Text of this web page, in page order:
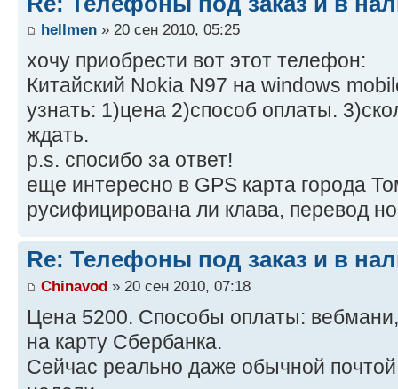
hellmen » 20 сен 2010, 05:25
хочу приобрести вот этот телефон:
Китайский Nokia N97 на windows
узнать: 1)цена 2)способ оплаты.
ждать.
p.s. спосибо за ответ!
еще интересно в GPS карта города
русифицирована ли клава, перевод
Re: Телефоны под заказ и в
Chinavod » 20 сен 2010, 07:18
Цена 5200. Способы оплаты: вебмани,
на карту Сбербанка.
Сейчас реально даже обычной